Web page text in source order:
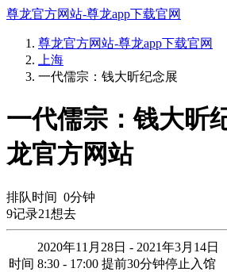
尊龙官方网站-尊龙app下载官网
尊龙官方网站-尊龙app下载官网
上海
一代儒宗：钱大昕纪念展
一代儒宗：钱大昕
龙官方网站
排队时间 0分钟
9记录21想去
时间
2020年11月28日 - 2021年3月14日
8:30 - 17:00 提前30分钟停止入馆